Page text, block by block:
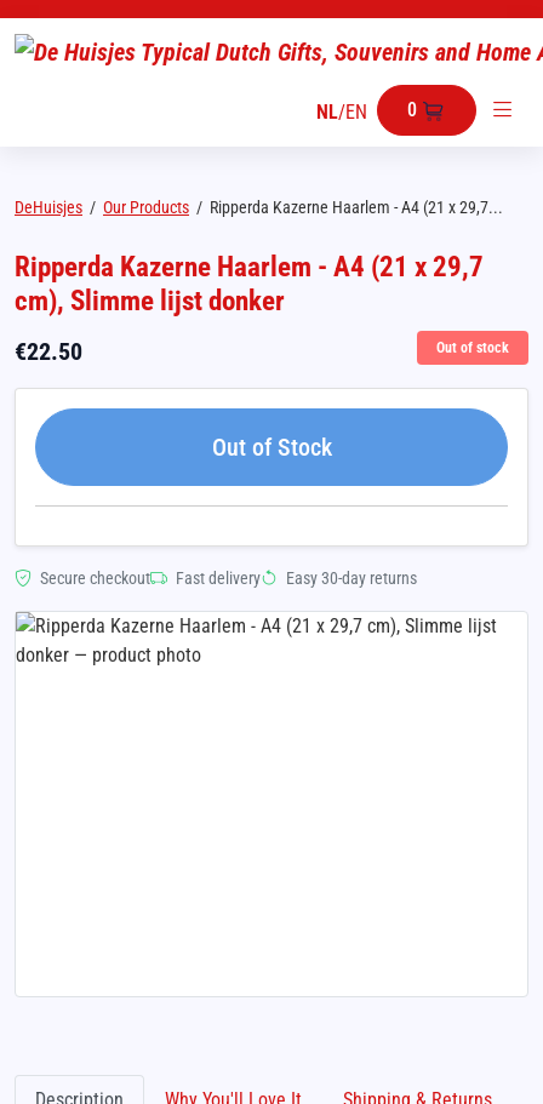
NL/EN 0
DeHuisjes / Our Products / Ripperda Kazerne Haarlem - A4 (21 x 29,7...
Ripperda Kazerne Haarlem - A4 (21 x 29,7
cm), Slimme lijst donker
€22.50 Out of stock
Out of Stock
Secure checkout Fast delivery Easy 30-day returns
Description Why You'll Love It Shipping & Returns